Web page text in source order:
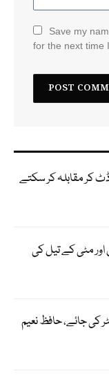
Save my
for the next time
کر مقابلہ کر سکتے
اور مٹی کے تیل کی
روپے فی لیٹر کی جائے، حافظ نعیم